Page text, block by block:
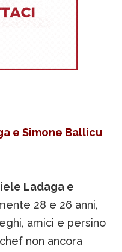
e Simone Ballicu
Ladaga e
28 e 26 anni,
amici e persino
non ancora